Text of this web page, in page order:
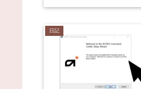
日記